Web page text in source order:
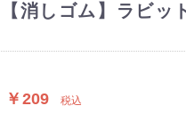
【消しゴム】ラビ
￥209 税込